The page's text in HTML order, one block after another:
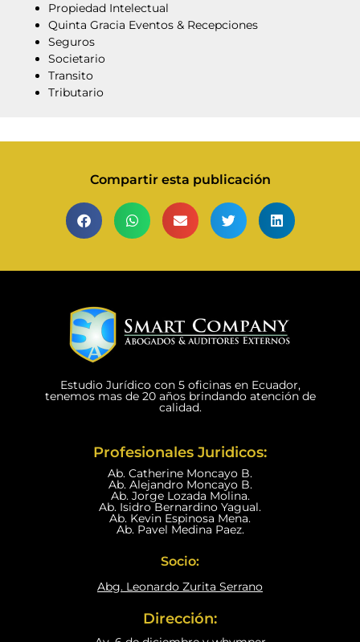
Propiedad Intelectual
Quinta Gracia Eventos & Recepciones
Seguros
Societario
Transito
Tributario
Compartir esta publicación
Estudio Jurídico con 5 oficinas en Ecuador,
tenemos mas de 20 años brindando atención de
calidad.
Profesionales Juridicos:
Ab. Catherine Moncayo B.
Ab. Alejandro Moncayo B.
Ab. Jorge Lozada Molina.
Ab. Isidro Bernardino Yagual.
Ab. Kevin Espinosa Mena.
Ab. Pavel Medina Paez.
Socio:
Abg. Leonardo Zurita Serrano
Dirección: